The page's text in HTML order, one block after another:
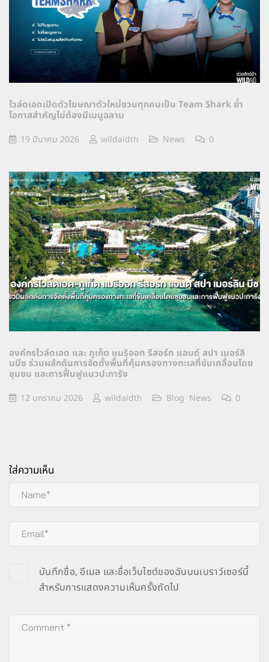
ไวล์ดเอดเปิดตัวโฆษณาตัวใหม่ชวนทุกคนเป็น Team Shark ย้ำ
โอกาสสำคัญไม่ต้องมีเมนูฉลาม
19 มีนาคม 2026 wildaidth News 0
องค์กรไวล์ดเอด และ ภูเก็ต แมริออท รีสอร์ท แอนด์ สปา เมอร์ลิ
นบีช ร่วมผลักดันการจัดตั้งพื้นที่คุ้มครองทางทะเลที่ขับเคลื่อนโดย
ชุมชน และการฟื้นฟูแนวปะการัง
12 มกราคม 2026 wildaidth Blog News 0
ใส่ความเห็น
บันทึกชื่อ, อีเมล และชื่อเว็บไซต์ของฉันบนเบราว์เซอร์นี้
สำหรับการแสดงความเห็นครั้งถัดไป